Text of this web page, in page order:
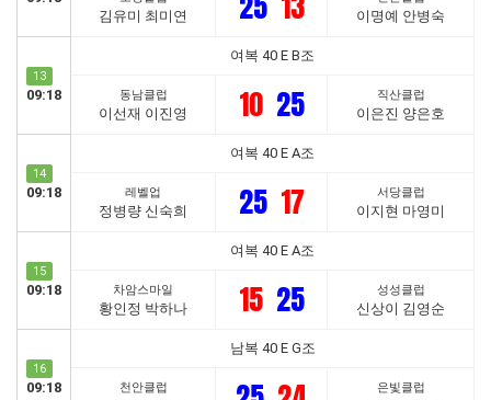
김유미 최미연 이명예 안병숙
13
09:18
여복 40 E B조
동남클럽
이선재 이진영 10 25 직산클럽
이은진 양은호
14
09:18
여복 40 E A조
레벨업
정병량 신숙희 25 17 서당클럽
이지현 마영미
15
09:18
여복 40 E A조
차암스마일
황인정 박하나 15 25 성성클럽
신상이 김영순
16
09:18
남복 40 E G조
천안클럽 은빛클럽